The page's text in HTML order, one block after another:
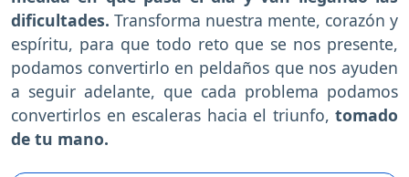
dificultades. Transforma nuestra mente, corazón y
espíritu, para que todo reto que se nos presente,
podamos convertirlo en peldaños que nos ayuden
a seguir adelante, que cada problema podamos
convertirlos en escaleras hacia el triunfo, tomado
de tu mano.